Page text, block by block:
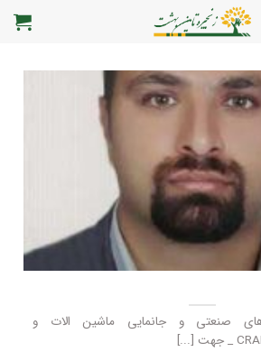
صنعتی و جانمایی ماشین الات و